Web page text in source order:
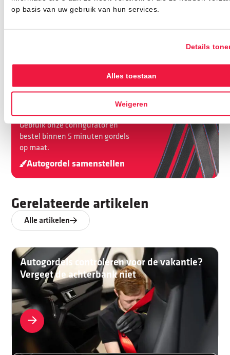
op basis van uw gebruik van hun services.
Details
Alles toestaan
Weigeren
Autogordel
Gebruik onze configurator en
bestel binnen 5 minuten gordels
op maat.
Autogordel samenstellen
Gerelateerde artikelen
Alle artikelen
Autogordels controleren voor de vakantie?
Vergeet de achterbank niet